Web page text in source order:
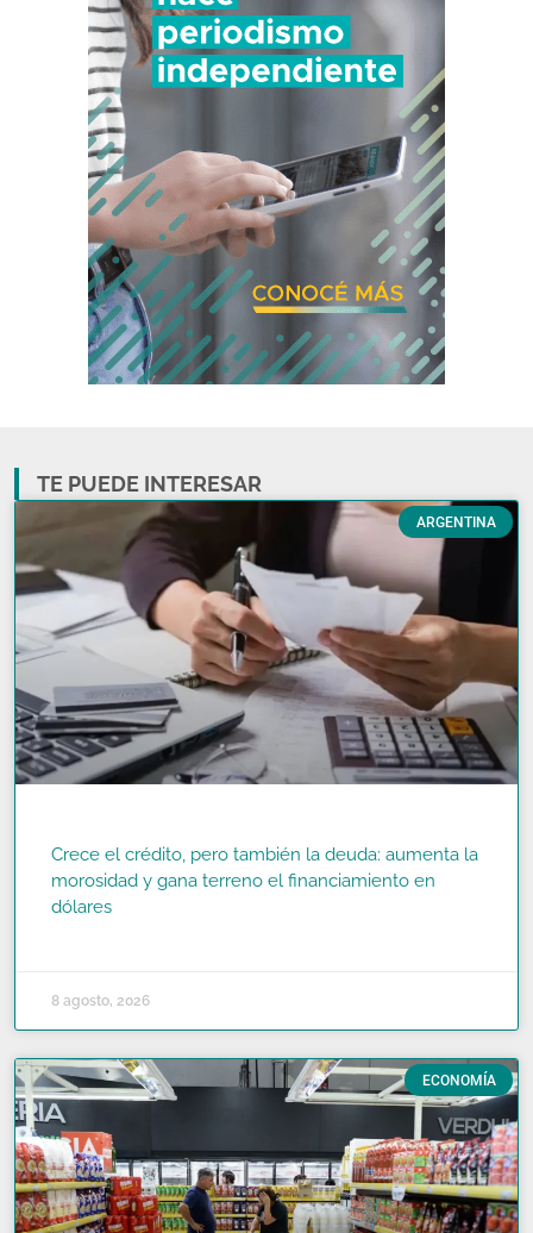
TE PUEDE INTERESAR
ARGENTINA
Crece el crédito, pero también la deuda: aumenta la
morosidad y gana terreno el financiamiento en
dólares
8 agosto, 2026
ECONOMÍA